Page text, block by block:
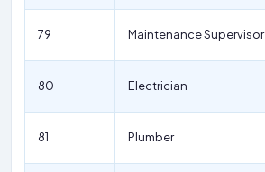
79 Maintenance Supervisor
80 Electrician
81 Plumber